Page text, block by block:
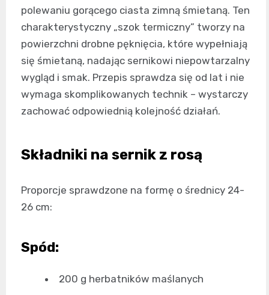
polewaniu gorącego ciasta zimną śmietaną. Ten
charakterystyczny „szok termiczny” tworzy na
powierzchni drobne pęknięcia, które wypełniają
się śmietaną, nadając sernikowi niepowtarzalny
wygląd i smak. Przepis sprawdza się od lat i nie
wymaga skomplikowanych technik – wystarczy
zachować odpowiednią kolejność działań.
Składniki na sernik z rosą
Proporcje sprawdzone na formę o średnicy 24-
26 cm:
Spód:
200 g herbatników maślanych